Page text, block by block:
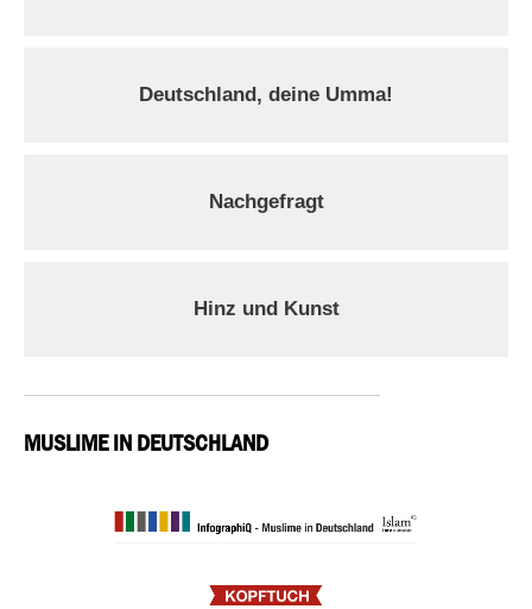
Deutschland, deine Umma!
Nachgefragt
Hinz und Kunst
MUSLIME IN DEUTSCHLAND